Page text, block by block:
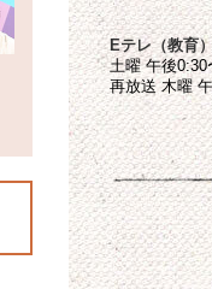
Eテレ（教育）
土曜 午後0:30
再放送 木曜